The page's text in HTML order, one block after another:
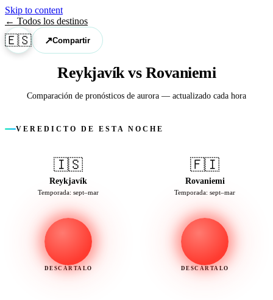
Skip to content
← Todos los destinos
🇪🇸 ↗Compartir
Reykjavík vs Rovaniemi
Comparación de pronósticos de aurora — actualizado cada hora
VEREDICTO DE ESTA NOCHE
🇮🇸
Reykjavík
Temporada: sept–mar
DESCÁRTALO
🇫🇮
Rovaniemi
Temporada: sept–mar
DESCÁRTALO